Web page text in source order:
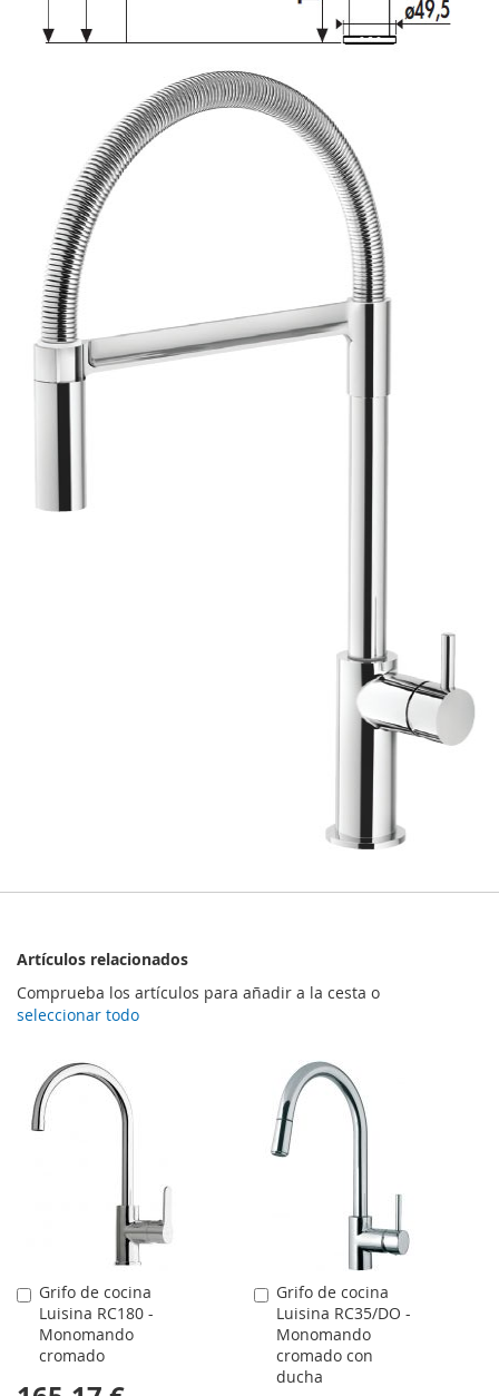
Artículos relacionados
Comprueba los artículos para añadir a la cesta o
seleccionar todo
Grifo de cocina
Luisina RC180 -
Monomando
cromado
Comprar
Grifo de cocina
Luisina RC35/DO -
Monomando
cromado con
ducha
Comprar